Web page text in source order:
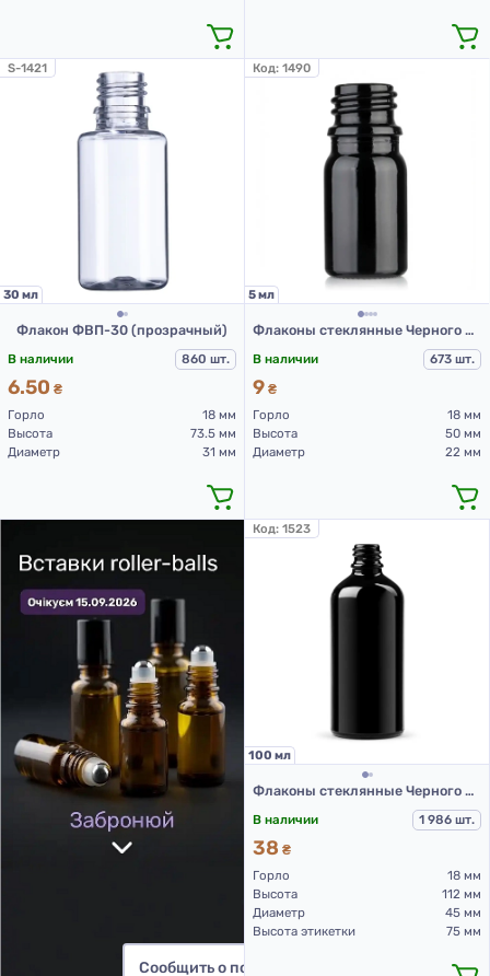
S-1421
30 мл
Флакон ФВП-30 (прозрачный)
В наличии 860 шт.
6.50 ₴
Горло
18 мм
Высота
73.5 мм
Диаметр
31 мм
Код: 1490
5 мл
Флаконы стеклянные Черного цвета с винтовой горловиной 5 мл, DIN 18, для Л-П (стекольный флакон 5 мл)
В наличии 673 шт.
9 ₴
Горло
18 мм
Высота
50 мм
Диаметр
22 мм
Сообщить о поступлении
Код: 1523
100 мл
Флаконы стеклянные Черного цвета с винтовой горловиной 100 мл, DIN 18, для Л-П (стеклянный флакон 100 мл)
В наличии 1 986 шт.
38 ₴
Горло
18 мм
Высота
112 мм
Диаметр
45 мм
Высота этикетки
75 мм